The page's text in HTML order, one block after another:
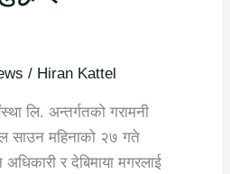
/ Hiran Kattel
लि. अन्तर्गतको गरामनी
साउन महिनाको २७ गते
र देबिमाया मगरलाई